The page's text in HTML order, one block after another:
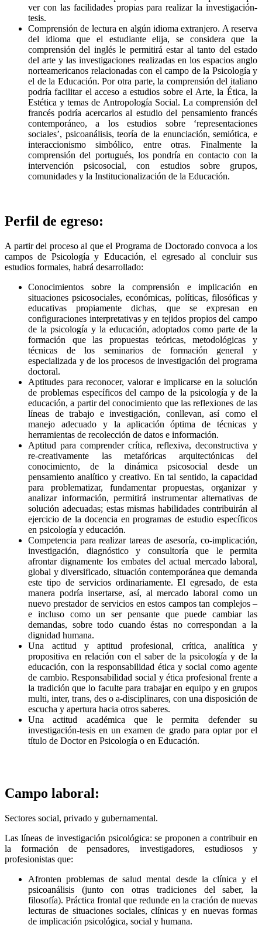
ver con las facilidades propias para realizar la investigación-
tesis.
Comprensión de lectura en algún idioma extranjero. A reserva
del idioma que el estudiante elija, se considera que la
comprensión del inglés le permitirá estar al tanto del estado
del arte y las investigaciones realizadas en los espacios anglo
norteamericanos relacionadas con el campo de la Psicología y
el de la Educación. Por otra parte, la comprensión del italiano
podría facilitar el acceso a estudios sobre el Arte, la Ética, la
Estética y temas de Antropología Social. La comprensión del
francés podría acercarlos al estudio del pensamiento francés
contemporáneo, a los estudios sobre ‘representaciones
sociales’, psicoanálisis, teoría de la enunciación, semiótica, e
interaccionismo simbólico, entre otras. Finalmente la
comprensión del portugués, los pondría en contacto con la
intervención psicosocial, con estudios sobre grupos,
comunidades y la Institucionalización de la Educación.
Perfil de egreso:
A partir del proceso al que el Programa de Doctorado convoca a los
campos de Psicología y Educación, el egresado al concluir sus
estudios formales, habrá desarrollado:
Conocimientos sobre la comprensión e implicación en
situaciones psicosociales, económicas, políticas, filosóficas y
educativas propiamente dichas, que se expresan en
configuraciones interpretativas y en tejidos propios del campo
de la psicología y la educación, adoptados como parte de la
formación que las propuestas teóricas, metodológicas y
técnicas de los seminarios de formación general y
especializada y de los procesos de investigación del programa
doctoral.
Aptitudes para reconocer, valorar e implicarse en la solución
de problemas específicos del campo de la psicología y de la
educación, a partir del conocimiento que las reflexiones de las
líneas de trabajo e investigación, conllevan, así como el
manejo adecuado y la aplicación óptima de técnicas y
herramientas de recolección de datos e información.
Aptitud para comprender crítica, reflexiva, deconstructiva y
re-creativamente las metafóricas arquitectónicas del
conocimiento, de la dinámica psicosocial desde un
pensamiento analítico y creativo. En tal sentido, la capacidad
para problematizar, fundamentar propuestas, organizar y
analizar información, permitirá instrumentar alternativas de
solución adecuadas; estas mismas habilidades contribuirán al
ejercicio de la docencia en programas de estudio específicos
en psicología y educación.
Competencia para realizar tareas de asesoría, co-implicación,
investigación, diagnóstico y consultoría que le permita
afrontar dignamente los embates del actual mercado laboral,
global y diversificado, situación contemporánea que demanda
este tipo de servicios ordinariamente. El egresado, de esta
manera podría insertarse, así, al mercado laboral como un
nuevo prestador de servicios en estos campos tan complejos –
e incluso como un ser pensante que puede cambiar las
demandas, sobre todo cuando éstas no correspondan a la
dignidad humana.
Una actitud y aptitud profesional, crítica, analítica y
propositiva en relación con el saber de la psicología y de la
educación, con la responsabilidad ética y social como agente
de cambio. Responsabilidad social y ética profesional frente a
la tradición que lo faculte para trabajar en equipo y en grupos
multi, inter, trans, des o a-disciplinares, con una disposición de
escucha y apertura hacia otros saberes.
Una actitud académica que le permita defender su
investigación-tesis en un examen de grado para optar por el
título de Doctor en Psicología o en Educación.
Campo laboral:
Sectores social, privado y gubernamental.
Las líneas de investigación psicológica: se proponen a contribuir en
la formación de pensadores, investigadores, estudiosos y
profesionistas que:
Afronten problemas de salud mental desde la clínica y el
psicoanálisis (junto con otras tradiciones del saber, la
filosofía). Práctica frontal que redunde en la cración de nuevas
lecturas de situaciones sociales, clínicas y en nuevas formas
de implicación psicológica, social y humana.